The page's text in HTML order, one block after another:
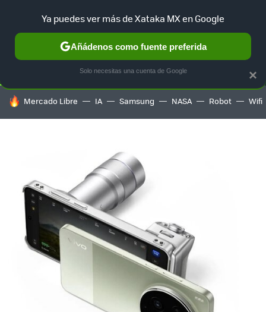
SELECCIÓN GAMING HOME AUTO TERRITORIO
HOY SE HABLA DE
Mercado Libre IA Samsung NASA Robot Wifi
×
Ya puedes ver más de Xataka MX en Google
Añádenos como fuente preferida
Solo necesitas una cuenta de Google